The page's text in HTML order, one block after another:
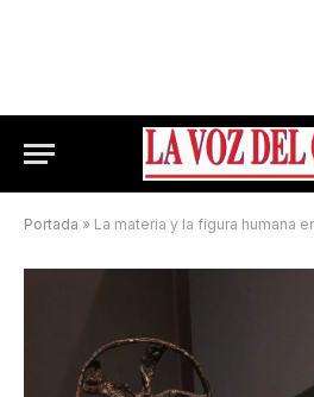
Portada » La materia y la figura humana en las